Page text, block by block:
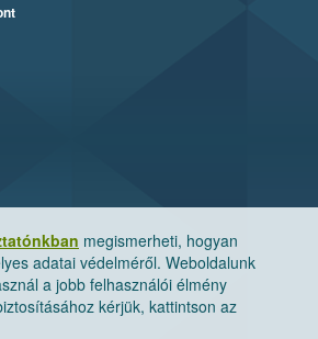
megismerheti, hogyan
adatai védelméről. Weboldalunk
a jobb felhasználói élmény
kérjük, kattintson az